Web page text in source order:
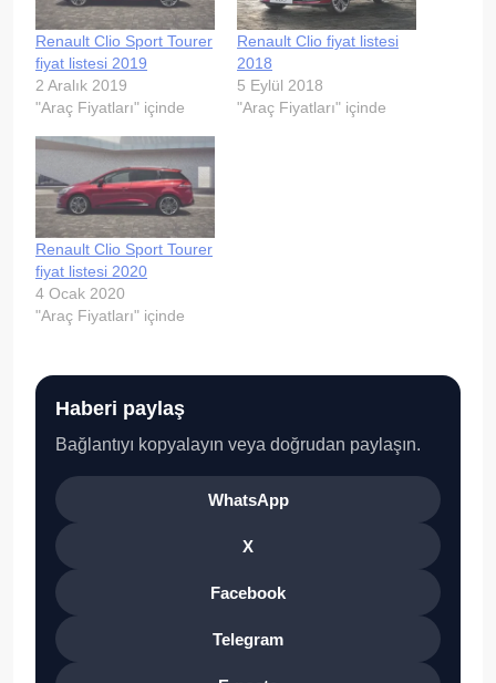
Renault Clio Sport Tourer
fiyat listesi 2019
2 Aralık 2019
"Araç Fiyatları" içinde
Renault Clio fiyat listesi
2018
5 Eylül 2018
"Araç Fiyatları" içinde
Renault Clio Sport Tourer
fiyat listesi 2020
4 Ocak 2020
"Araç Fiyatları" içinde
Haberi paylaş
Bağlantıyı kopyalayın veya doğrudan paylaşın.
WhatsApp
X
Facebook
Telegram